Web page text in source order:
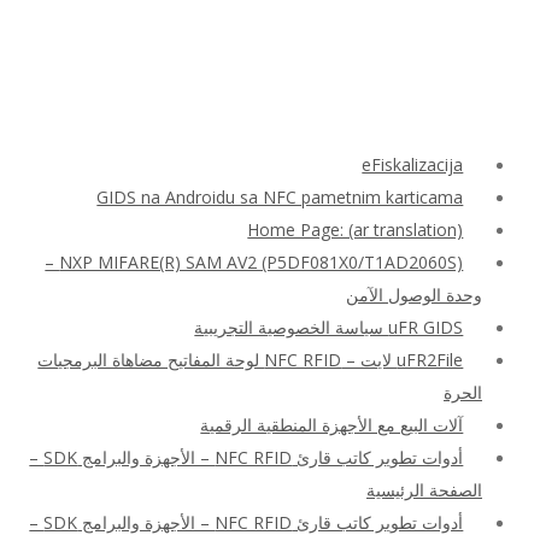
eFiskalizacija
GIDS na Androidu sa NFC pametnim karticama
Home Page: (ar translation)
NXP MIFARE(R) SAM AV2 (P5DF081X0/T1AD2060S) –
وحدة الوصول الآمن
uFR GIDS سياسة الخصوصية التجريبية
uFR2File لايت – NFC RFID لوحة المفاتيح مضاهاة البرمجيات
الحرة
آلات البيع مع الأجهزة المنطقية الرقمية
أدوات تطوير كاتب قارئ NFC RFID – الأجهزة والبرامج SDK –
الصفحة الرئيسية
أدوات تطوير كاتب قارئ NFC RFID – الأجهزة والبرامج SDK –